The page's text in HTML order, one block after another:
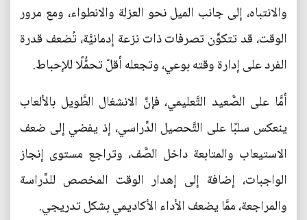
والانتباه، إلى جانب الميل نحو العزلة والانطواء، ومع مرور
الوقت، قد تتكوَّن تصرفات ذات نزعة إدمانيَّة، تُضعف قدرة
الفرد على إدارة وقته بوعي، وتجعله أقلّ تحمُّلًا للإحباط.
أمَّا على الصَّعيد التَّعليمي، فإنَّ الانشغال الطَّويل بالألعاب
ينعكس سلبًا على التَّحصيل الدِّراسي، إذ يفضي إلى ضعف
الاستيعاب والمتابعة داخل الصَّف، وتراجع مستوى إنجاز
الواجبات، إضافة إلى إهدار الوقت المخصص للدِّراسة
والمراجعة، ممَّا يضعف الأداء الأكاديمي بشكل تدريجي.